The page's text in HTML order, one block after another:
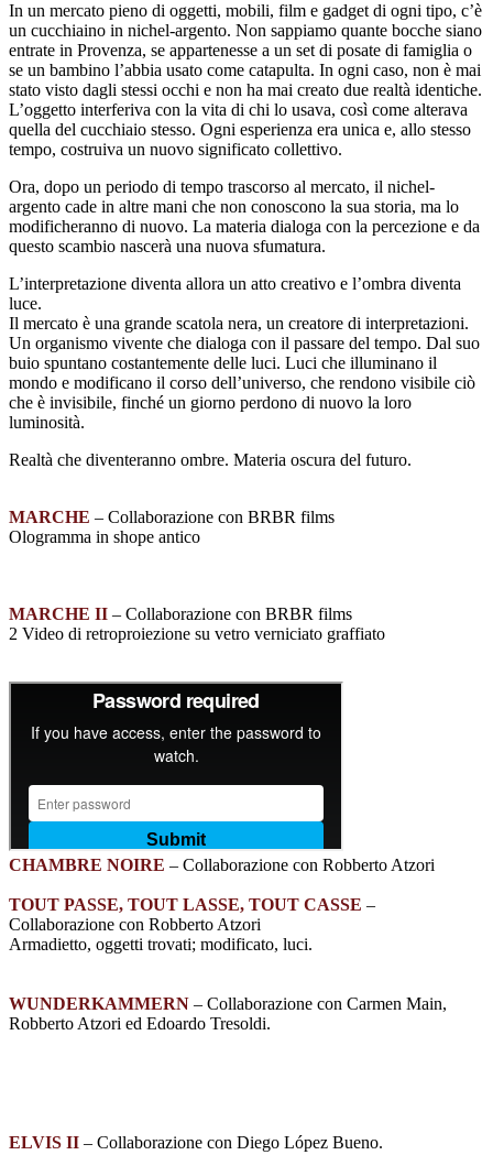
In un mercato pieno di oggetti, mobili, film e gadget di ogni tipo, c’è
un cucchiaino in nichel-argento. Non sappiamo quante bocche siano
entrate in Provenza, se appartenesse a un set di posate di famiglia o
se un bambino l’abbia usato come catapulta. In ogni caso, non è mai
stato visto dagli stessi occhi e non ha mai creato due realtà identiche.
L’oggetto interferiva con la vita di chi lo usava, così come alterava
quella del cucchiaio stesso. Ogni esperienza era unica e, allo stesso
tempo, costruiva un nuovo significato collettivo.
Ora, dopo un periodo di tempo trascorso al mercato, il nichel-
argento cade in altre mani che non conoscono la sua storia, ma lo
modificheranno di nuovo. La materia dialoga con la percezione e da
questo scambio nascerà una nuova sfumatura.
L’interpretazione diventa allora un atto creativo e l’ombra diventa
luce.
Il mercato è una grande scatola nera, un creatore di interpretazioni.
Un organismo vivente che dialoga con il passare del tempo. Dal suo
buio spuntano costantemente delle luci. Luci che illuminano il
mondo e modificano il corso dell’universo, che rendono visibile ciò
che è invisibile, finché un giorno perdono di nuovo la loro
luminosità.
Realtà che diventeranno ombre. Materia oscura del futuro.
MARCHE – Collaborazione con BRBR films
Ologramma in shope antico
MARCHE II – Collaborazione con BRBR films
2 Video di retroproiezione su vetro verniciato graffiato
CHAMBRE NOIRE – Collaborazione con Robberto Atzori
TOUT PASSE, TOUT LASSE, TOUT CASSE –
Collaborazione con Robberto Atzori
Armadietto, oggetti trovati; modificato, luci.
WUNDERKAMMERN – Collaborazione con Carmen Main,
Robberto Atzori ed Edoardo Tresoldi.
ELVIS II – Collaborazione con Diego López Bueno.